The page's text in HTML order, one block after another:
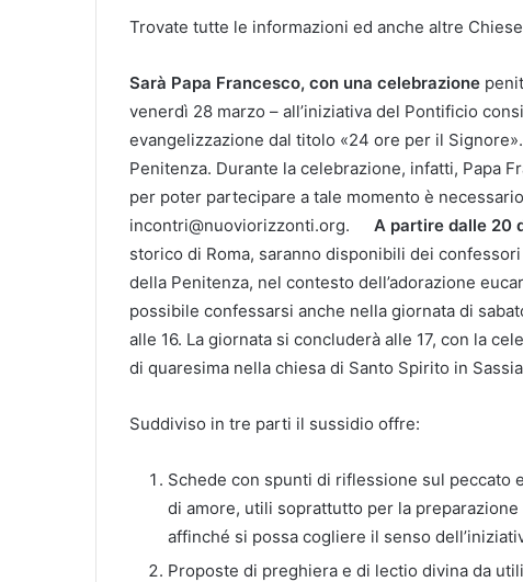
Trovate tutte le informazioni ed anche altre
Sarà Papa Francesco, con una celebrazione
venerdì 28 marzo – all’iniziativa del Pontificio
evangelizzazione dal titolo «24 ore per il
Penitenza. Durante la celebrazione, infatti, Papa
per poter partecipare a tale momento è
incontri@nuoviorizzonti.org. A partire dalle 20
storico di Roma, saranno disponibili dei
della Penitenza, nel contesto dell’adorazione
possibile confessarsi anche nella giornata di
alle 16. La giornata si concluderà alle 17, con la
di quaresima nella chiesa di Santo Spirito in
Suddiviso in tre parti il sussidio offre:
Schede con spunti di riflessione sul peccato
di amore, utili soprattutto per la
affinché si possa cogliere il senso
Proposte di preghiera e di lectio divina da